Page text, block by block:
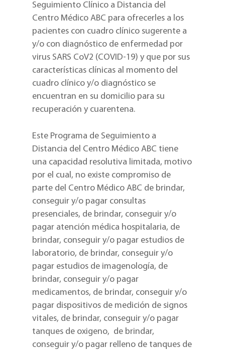
Seguimiento Clínico a Distancia del
Centro Médico ABC para ofrecerles a los
pacientes con cuadro clínico sugerente a
y/o con diagnóstico de enfermedad por
virus SARS CoV2 (COVID-19) y que por sus
características clínicas al momento del
cuadro clínico y/o diagnóstico se
encuentran en su domicilio para su
recuperación y cuarentena.
Este Programa de Seguimiento a
Distancia del Centro Médico ABC tiene
una capacidad resolutiva limitada, motivo
por el cual, no existe compromiso de
parte del Centro Médico ABC de brindar,
conseguir y/o pagar consultas
presenciales, de brindar, conseguir y/o
pagar atención médica hospitalaria, de
brindar, conseguir y/o pagar estudios de
laboratorio, de brindar, conseguir y/o
pagar estudios de imagenología, de
brindar, conseguir y/o pagar
medicamentos, de brindar, conseguir y/o
pagar dispositivos de medición de signos
vitales, de brindar, conseguir y/o pagar
tanques de oxigeno, de brindar,
conseguir y/o pagar relleno de tanques de